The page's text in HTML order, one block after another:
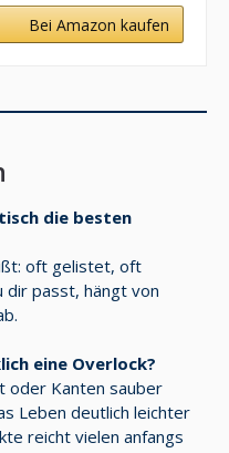
Bei Amazon kaufen
die besten
oft gelistet, oft
dir passt, hängt von
eine Overlock?
oder Kanten sauber
Leben deutlich leichter
reicht vielen anfangs